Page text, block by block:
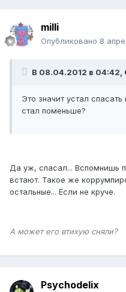
milli
Опубликовано 8
В 08.04.2012 в 04:42,
Это значит устал
стал поменьше?
Да уж, спасал... Вспомнишь
встают. Такое же
остальные... Если не круче.
А может его втихую сняли?
Psychodelix